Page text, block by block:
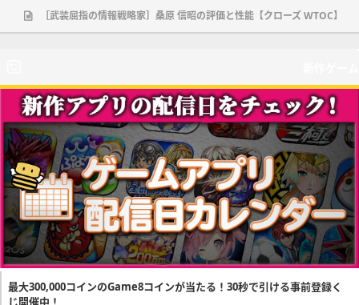
［武装屈指の情報戦略家］桑原 信昭の評価と性能【クローズ WTOC】
最大300,000コインのGame8コインが当たる！30秒で引ける事前登録く
じ開催中！